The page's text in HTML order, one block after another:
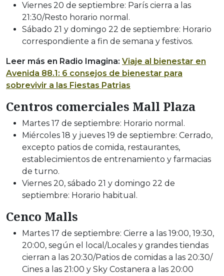
Viernes 20 de septiembre: París cierra a las
21:30/Resto horario normal.
Sábado 21 y domingo 22 de septiembre: Horario
correspondiente a fin de semana y festivos.
Leer más en Radio Imagina: Viaje al bienestar en
Avenida 88.1: 6 consejos de bienestar para
sobrevivir a las Fiestas Patrias
Centros comerciales Mall Plaza
Martes 17 de septiembre: Horario normal.
Miércoles 18 y jueves 19 de septiembre: Cerrado,
excepto patios de comida, restaurantes,
establecimientos de entrenamiento y farmacias
de turno.
Viernes 20, sábado 21 y domingo 22 de
septiembre: Horario habitual.
Cenco Malls
Martes 17 de septiembre: Cierre a las 19:00, 19:30,
20:00, según el local/Locales y grandes tiendas
cierran a las 20:30/Patios de comidas a las 20:30/
Cines a las 21:00 y Sky Costanera a las 20:00